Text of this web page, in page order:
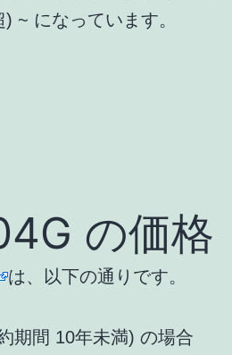
~ になっています。
の価格
は、以下の通りです。
期間 10年未満) の場合